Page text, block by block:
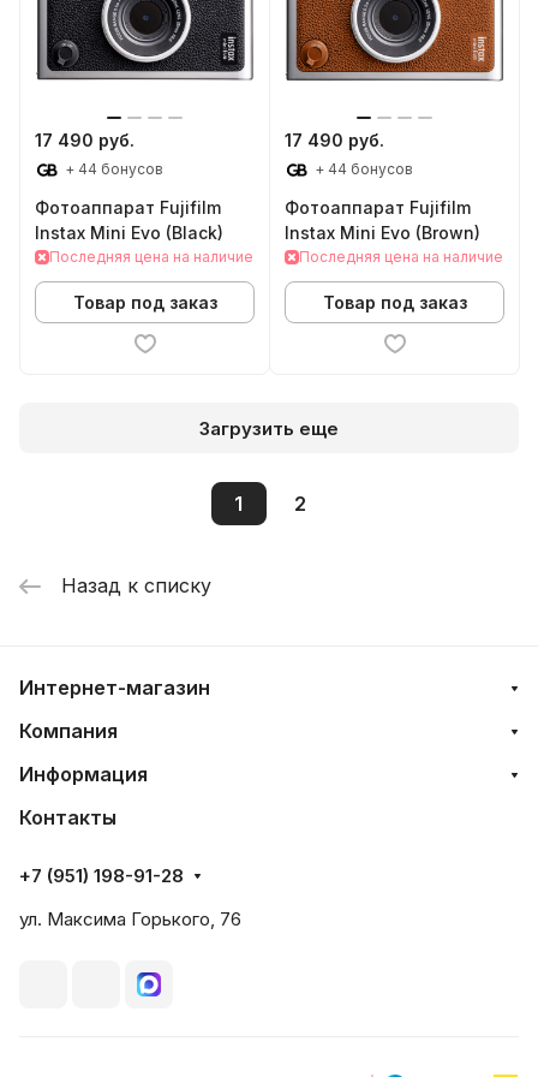
17 490 руб.
+ 44 бонусов
Фотоаппарат Fujifilm
Instax Mini Evo (Black)
Последняя цена на наличие
Товар под заказ
17 490 руб.
+ 44 бонусов
Фотоаппарат Fujifilm
Instax Mini Evo (Brown)
Последняя цена на наличие
Товар под заказ
Загрузить еще
1 2
Назад к списку
Интернет-магазин
Компания
Информация
Контакты
+7 (951) 198-91-28
ул. Максима Горького, 76